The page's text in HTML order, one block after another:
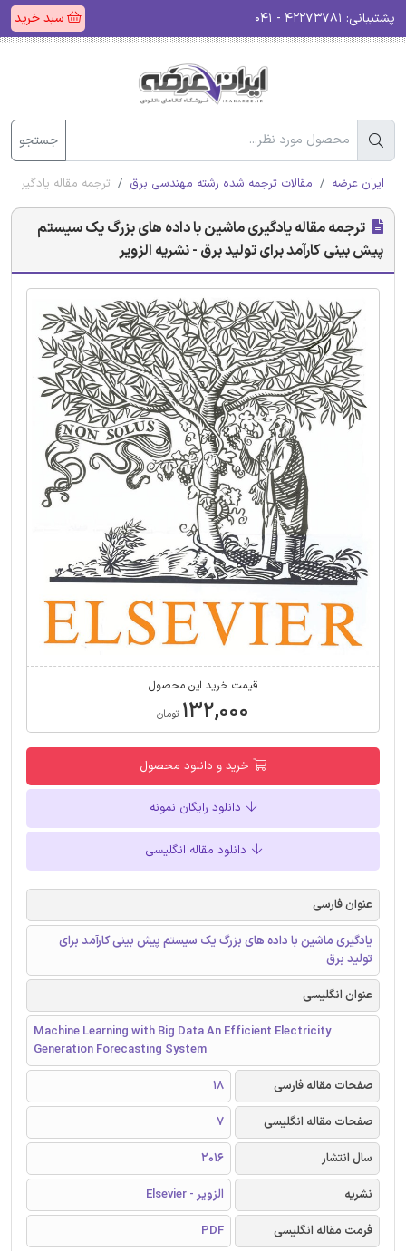
پشتیبانی: سبد خرید
جستجو
ایران عرضه مقالات ترجمه شده رشته مهندسی برق ترجمه مقاله یادگیری
ترجمه مقاله یادگیری ماشین با داده های بزرگ یک سیستم
پیش بینی کارآمد برای تولید برق - نشریه الزویر
قیمت خرید این محصول
۱۳۲,۰۰۰ تومان
خرید و دانلود محصول
دانلود رایگان نمونه
دانلود مقاله انگلیسی
عنوان فارسی
یادگیری ماشین با داده های بزرگ یک سیستم پیش بینی کارآمد برای
تولید برق
عنوان انگلیسی
Machine Learning with Big Data An Efficient Electricity
Generation Forecasting System
صفحات مقاله فارسی
18
صفحات مقاله انگلیسی
7
سال انتشار
2016
نشریه
الزویر - Elsevier
فرمت مقاله انگلیسی
PDF